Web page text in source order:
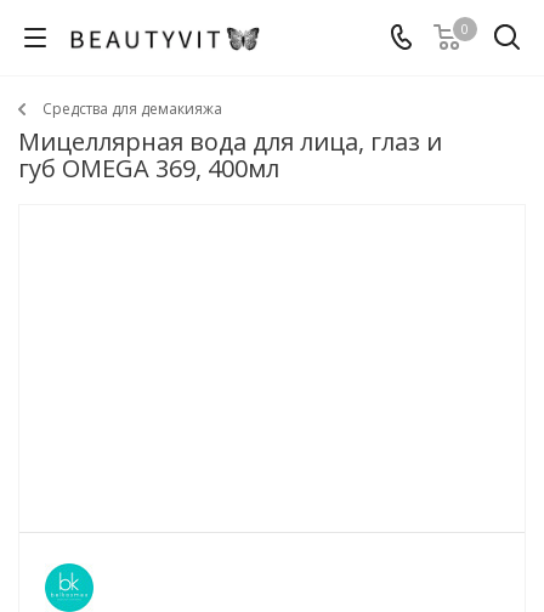
0
Средства для демакияжа
Мицеллярная вода для лица, глаз и
губ OMEGA 369, 400мл